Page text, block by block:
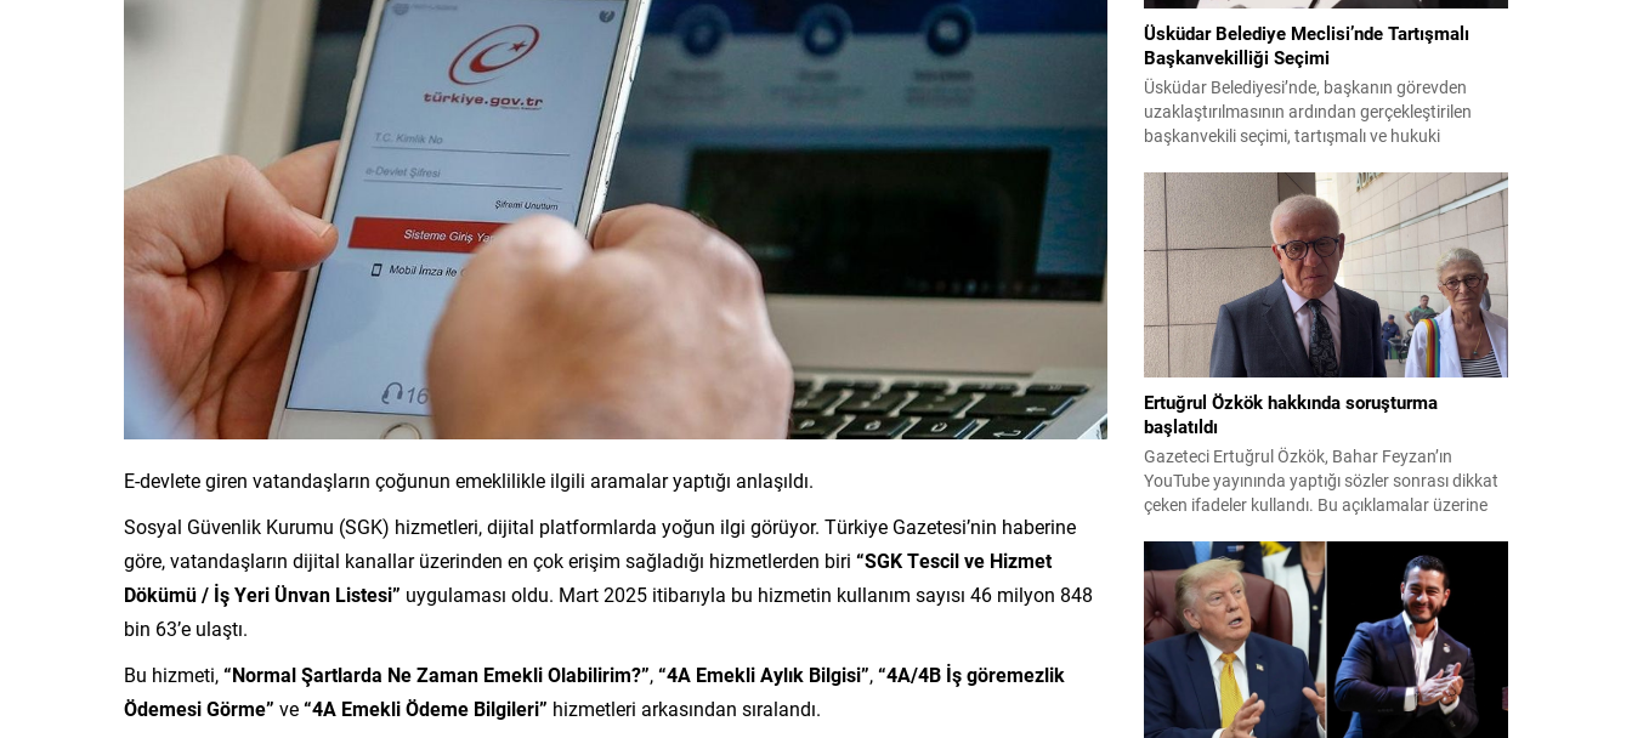
E-devlete giren vatandaşların çoğunun emeklilikle ilgili aramalar yaptığı anlaşıldı.
Sosyal Güvenlik Kurumu (SGK) hizmetleri, dijital platformlarda yoğun ilgi görüyor. Türkiye Gazetesi’nin haberine
göre, vatandaşların dijital kanallar üzerinden en çok erişim sağladığı hizmetlerden biri “SGK Tescil ve Hizmet
Dökümü / İş Yeri Ünvan Listesi” uygulaması oldu. Mart 2025 itibarıyla bu hizmetin kullanım sayısı 46 milyon 848
bin 63’e ulaştı.
Bu hizmeti,“Normal Şartlarda Ne Zaman Emekli Olabilirim?”,“4A Emekli Aylık Bilgisi”,“4A/4B İş göremezlik
Ödemesi Görme” ve“4A Emekli Ödeme Bilgileri” hizmetleri arkasından sıralandı.
Üsküdar Belediye Meclisi’nde Tartışmalı
Başkanvekilliği Seçimi
Üsküdar Belediyesi’nde, başkanın görevden
uzaklaştırılmasının ardından gerçekleştirilen
başkanvekili seçimi, tartışmalı ve hukuki
geldi. Yapılan oylamada usul ve gizlilikle ilgili
ciddi iddialar ortaya atıldı; bazı oyların geçersiz
sayılması ve meclis içindeki yönlendirmeler
kamuoyunda tepkilere yol açtı. Seçim sürecinde
yaşanan gelişmeler, parti grupları arasındaki
gerilimi artırdı. CHP’nin...
Ertuğrul Özkök hakkında soruşturma
başlatıldı
Gazeteci Ertuğrul Özkök, Bahar Feyzan’ın
YouTube yayınında yaptığı sözler sonrası dikkat
çeken ifadeler kullandı. Bu açıklamalar üzerine
Özkök hakkında ‘Cumhurbaşkanına hakaret’
suçundan re’sen soruşturma başlatıldı. Özkök,
hakkındaki soruşturma kapsamında
Çağlayan’daki İstanbul Adalet Sarayı’na giderek
savcılığa ifade verdi. İfadesinin ardından
adliyeden ayrıldığı bildirildi. Programdaki sözleri
ve savunması...